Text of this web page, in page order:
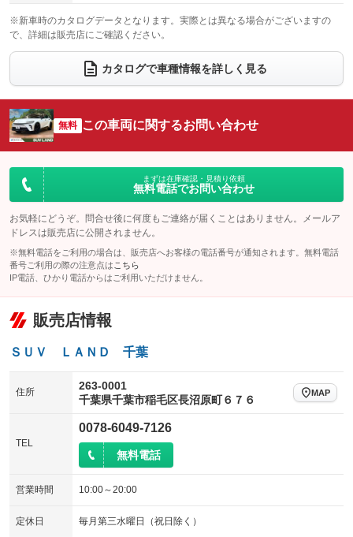
：装備なし ：装備あり
ウォークスルー
：装備なし
電動リアゲート フロントカメラ
：装備あり
：装備あり ：装備あり
サイドカメラ
：装備あり ルーフレール
：装備なし
：装備なし
：装備あり
※新車時のカタログデータとなります。実際とは異なる場合がございますの
で、詳細は販売店にご確認ください。
カタログで車種情報を詳しく見る
無料 この車両に関するお問い合わせ
まずは在庫確認・見積り依頼
無料電話でお問い合わせ
お気軽にどうぞ。問合せ後に何度もご連絡が届くことはありません。メールア
ドレスは販売店に公開されません。
※無料電話をご利用の場合は、販売店へお客様の電話番号が通知されます。無料電話
番号ご利用の際の注意点は こちら
IP電話、ひかり電話からはご利用いただけません。
販売店情報
ＳＵＶ ＬＡＮＤ 千葉
住所
263-0001
千葉県千葉市稲毛区長沼原町６７６
MAP
TEL
0078-6049-7126
無料電話
営業時間 10:00～20:00
定休日 毎月第三水曜日（祝日除く）